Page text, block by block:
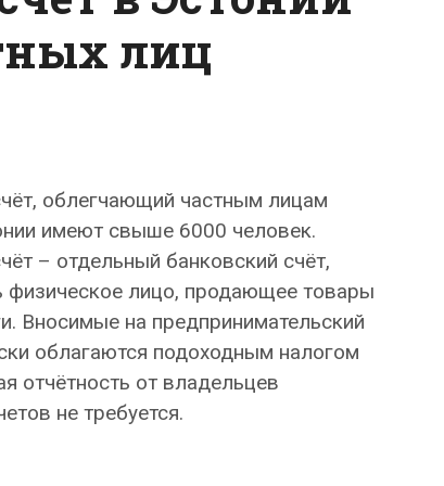
лиц
облегчающий частным лицам
имеют свыше 6000 человек.
– отдельный банковский счёт,
лицо, продающее товары
Вносимые на предпринимательский
облагаются подоходным налогом
отчётность от владельцев
не требуется.